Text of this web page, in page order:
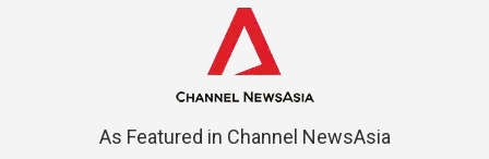
As Featured in Channel NewsAsia